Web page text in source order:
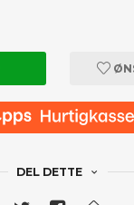
DEL DETTE